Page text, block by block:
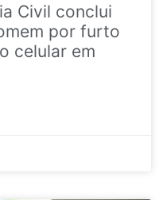
Civil conclui
por furto
celular em